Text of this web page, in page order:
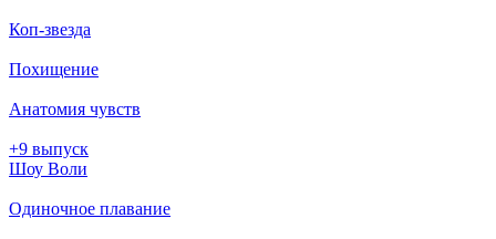
Коп-звезда
Похищение
Анатомия чувств
+9 выпуск
Шоу Воли
Одиночное плавание